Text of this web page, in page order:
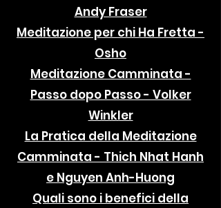
Andy Fraser
Meditazione per chi Ha Fretta -
Osho
Meditazione Camminata -
Passo dopo Passo - Volker
Winkler
La Pratica della Meditazione
Camminata - Thich Nhat Hanh
e Nguyen Anh-Huong
Quali sono i benefici della